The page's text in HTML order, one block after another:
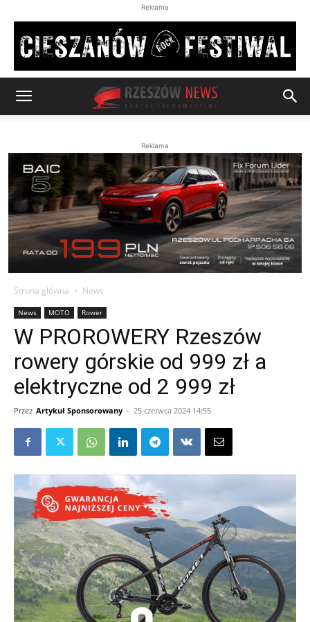
Reklama
Reklama
Strona główna News
News MOTO Rower
W PROROWERY Rzeszów
rowery górskie od 999 zł a
elektryczne od 2 999 zł
Przez Artykuł Sponsorowany - 25 czerwca 2024 14:55